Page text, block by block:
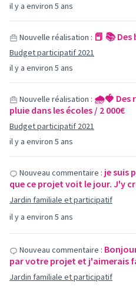
il y a environ 5 ans
il y a environ 5 ans
Nouvelle réalisation : 📕 📚 Des
Budget participatif 2021
il y a environ 5 ans
Nouvelle réalisation : 🌧🍓 Des
pluie dans les écoles / 2 000€
Budget participatif 2021
il y a environ 5 ans
Nouveau commentaire : je suis
que ce projet voit le jour. J'y
Jardin familiale et participatif
Nouveau commentaire :
par votre projet et j'aimerais
Jardin familiale et participatif